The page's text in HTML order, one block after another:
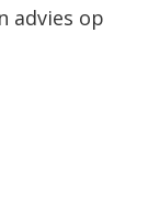
advies op